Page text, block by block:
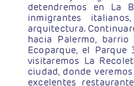
detendremos en La
inmigrantes
arquitectura.
hacia Palermo,
Ecoparque, el
visitaremos La
ciudad, donde
excelentes